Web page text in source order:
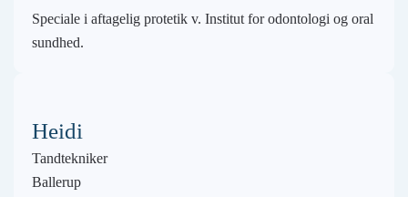
Speciale i aftagelig protetik v. Institut for odontologi og oral
sundhed.
Heidi
Tandtekniker
Ballerup